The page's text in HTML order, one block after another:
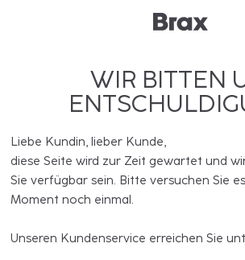
WIR BITTEN
Liebe Kundin, lieber Kunde,
diese Seite wird zur Zeit gewartet und
Sie verfügbar sein. Bitte versuchen Sie
Moment noch einmal.
Unseren Kundenservice erreichen Sie